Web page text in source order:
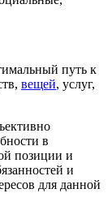
путь к
вещей, услуг,
в
позиции и
и
для данной